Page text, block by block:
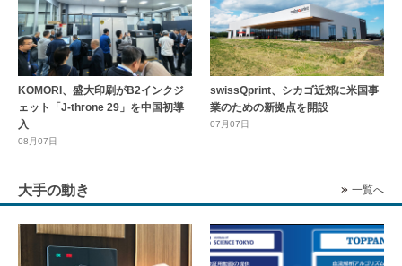
KOMORI、盛大印刷がB2インクジ
ェット「J-throne 29」を中国初導
入
08月07日
swissQprint、シカゴ近郊に⽶国事
業のための新拠点を開設
07月07日
大手の動き 一覧へ